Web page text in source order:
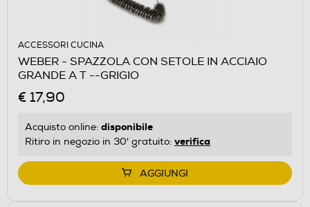
ACCESSORI CUCINA
WEBER - SPAZZOLA CON SETOLE IN ACCIAIO
GRANDE A T --GRIGIO
€ 17,90
Acquisto online: disponibile
Ritiro in negozio in 30' gratuito: verifica
AGGIUNGI